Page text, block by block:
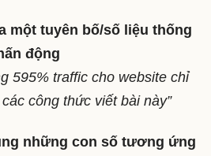
một tuyên bố/số liệu thống
động
595% traffic cho website chỉ
công thức viết bài này”
những con số tương ứng